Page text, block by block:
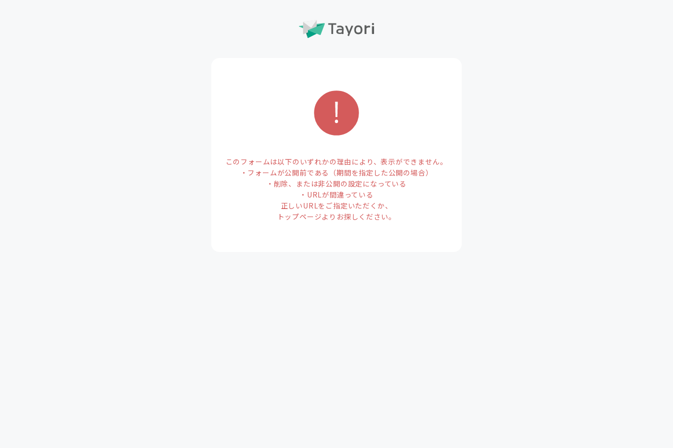
このフォームは以下のいずれかの理由により、表示ができません。
・フォームが公開前である（期間を指定した公開の場合）
・削除、または非公開の設定になっている
・URLが間違っている
正しいURLをご指定いただくか、
トップページよりお探しください。